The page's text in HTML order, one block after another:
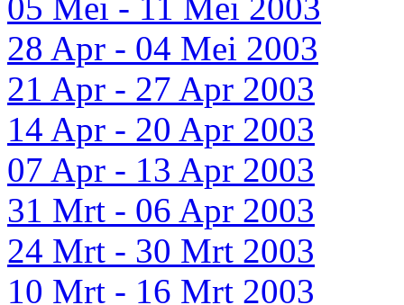
28 Apr - 04 Mei 2003
21 Apr - 27 Apr 2003
14 Apr - 20 Apr 2003
07 Apr - 13 Apr 2003
31 Mrt - 06 Apr 2003
24 Mrt - 30 Mrt 2003
10 Mrt - 16 Mrt 2003